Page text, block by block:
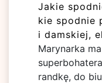
Jakie
kie spodnie
i damskiej,
Marynarka
randkę, do